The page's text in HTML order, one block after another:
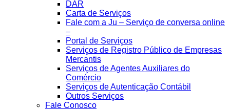
DAR
Carta de Serviços
Fale com a Ju – Serviço de conversa online
–
Portal de Serviços
Serviços de Registro Público de Empresas
Mercantis
Serviços de Agentes Auxiliares do
Comércio
Serviços de Autenticação Contábil
Outros Serviços
Fale Conosco